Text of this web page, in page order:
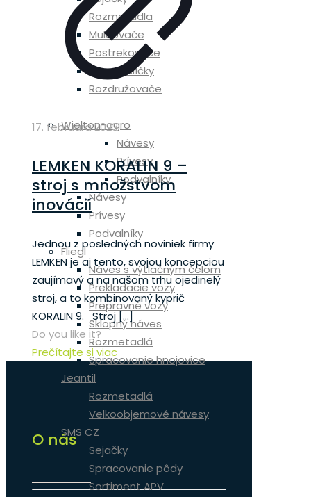
Rozmetadla
Mulčovače
Postrekovače
Lisy a balíčky
Rozdružovače
Wielton-agro
Návesy
Prívesy
Podvalníky
Návesy
Prívesy
Podvalníky
Fliegl
Náves s výtlačným čelom
Prekladacie vozy
Prepravné vozy
Sklopný náves
Rozmetadlá
Spracovanie hnojovice
Jeantil
Rozmetadlá
Velkoobjemové návesy
SMS CZ
Sejačky
Spracovanie pôdy
Sortiment APV
17. februára 2023
LEMKEN KORALIN 9 –
stroj s množstvom
inovácií
Jednou z posledných noviniek firmy
LEMKEN je aj tento, svojou koncepciou
zaujímavý a na našom trhu ojedinelý
stroj, a to kombinovaný kyprič
KORALIN 9. Stroj […]
Do you like it?
Prečítajte si viac
O nás